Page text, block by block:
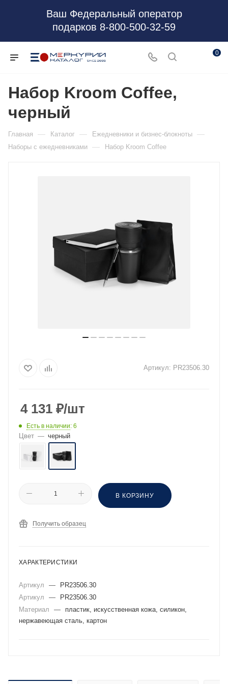
Ваш Федеральный оператор
подарков 8-800-500-32-59
0
Набор Kroom Coffee,
черный
Главная — Каталог — Ежедневники и бизнес-блокноты —
Наборы с ежедневниками — Набор Kroom Coffee
Артикул: PR23506.30
4 131 ₽/шт
Есть в наличии: 6
Цвет — черный
В КОРЗИНУ
Получить образец
ХАРАКТЕРИСТИКИ
Артикул —
PR23506.30
Артикул
—
PR23506.30
Материал
—
пластик, искусственная кожа, силикон,
нержавеющая сталь, картон